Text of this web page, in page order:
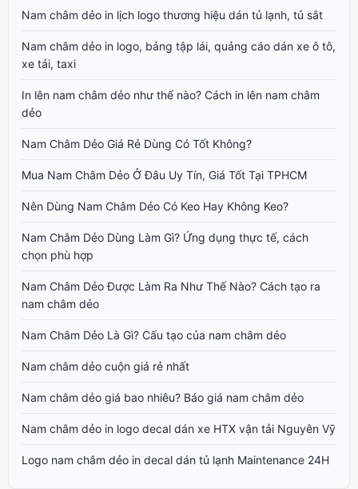
Nam châm dẻo in lịch logo thương hiệu dán tủ lạnh, tủ sắt
Nam châm dẻo in logo, bảng tập lái, quảng cáo dán xe ô tô,
xe tải, taxi
In lên nam châm dẻo như thế nào? Cách in lên nam châm
dẻo
Nam Châm Dẻo Giá Rẻ Dùng Có Tốt Không?
Mua Nam Châm Dẻo Ở Đâu Uy Tín, Giá Tốt Tại TPHCM
Nên Dùng Nam Châm Dẻo Có Keo Hay Không Keo?
Nam Châm Dẻo Dùng Làm Gì? Ứng dụng thực tế, cách
chọn phù hợp
Nam Châm Dẻo Được Làm Ra Như Thế Nào? Cách tạo ra
nam châm dẻo
Nam Châm Dẻo Là Gì? Cấu tạo của nam châm dẻo
Nam châm dẻo cuộn giá rẻ nhất
Nam châm dẻo giá bao nhiêu? Báo giá nam châm dẻo
Nam châm dẻo in logo decal dán xe HTX vận tải Nguyên Vỹ
Logo nam châm dẻo in decal dán tủ lạnh Maintenance 24H